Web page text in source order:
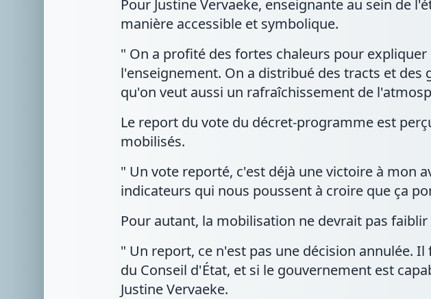
Pour Justine Vervaeke, enseignante au sein de
manière accessible et symbolique.
" On a profité des fortes chaleurs pour
l'enseignement. On a distribué des tracts et
qu'on veut aussi un rafraîchissement de
Le report du vote du décret-programme est
mobilisés.
" Un vote reporté, c'est déjà une victoire à mon
indicateurs qui nous poussent à croire que ça
Pour autant, la mobilisation ne devrait pas
" Un report, ce n'est pas une décision annulée.
du Conseil d'État, et si le gouvernement est
Justine Vervaeke.